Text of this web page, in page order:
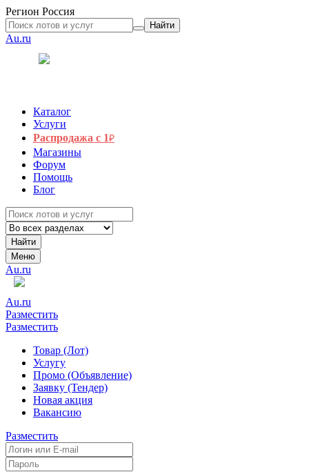
Регион Россия
Найти
Au.ru
Каталог
Услуги
Распродажа с 1₽
Магазины
Форум
Помощь
Блог
Найти
Меню
Au.ru
Au.ru
Разместить
Разместить
Товар (Лот)
Услугу
Промо (Объявление)
Заявку (Тендер)
Новая акция
Вакансию
Разместить